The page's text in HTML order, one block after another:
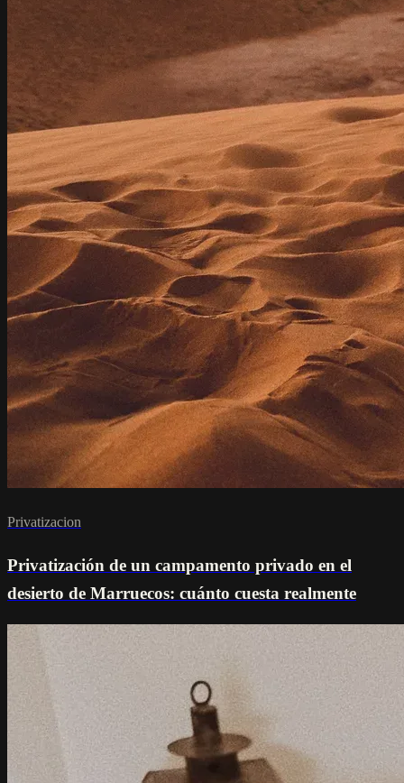
Privatizacion
Privatización de un campamento privado en el
desierto de Marruecos: cuánto cuesta realmente